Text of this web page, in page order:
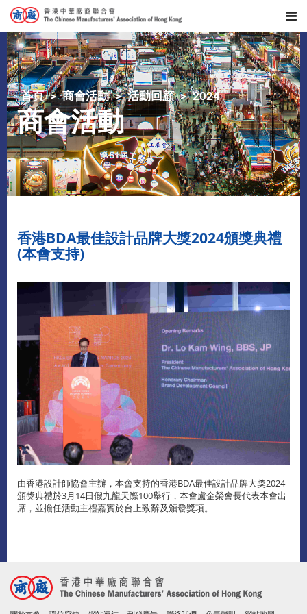
首頁 商會活動 活動回顧 2024
商會活動
香港BDA最佳設計品牌大獎2024頒獎典禮
(本會支持)
由香港設計師協會主辦，本會支持的香港BDA最佳設計品牌大獎2024
頒獎典禮於3月14日假九龍天際100舉行，本會盧金榮會長代表本會出
席，並擔任活動主禮嘉賓於台上致辭及頒發獎項。